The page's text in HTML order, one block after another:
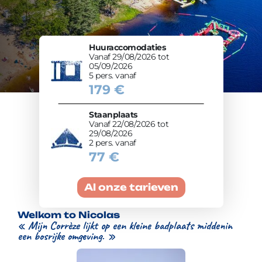
Huuraccomodaties
Vanaf 29/08/2026 tot
05/09/2026
5 pers. vanaf
179 €
Staanplaats
Vanaf 22/08/2026 tot
29/08/2026
2 pers. vanaf
77 €
Al onze tarieven
Welkom to Nicolas
« Mijn Corrèze lijkt op een kleine badplaats middenin
een bosrijke omgeving. »